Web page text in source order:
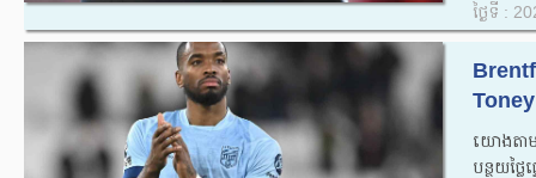
ថ្ងៃទី :
យោងតាម
បន្ថយថ្ល